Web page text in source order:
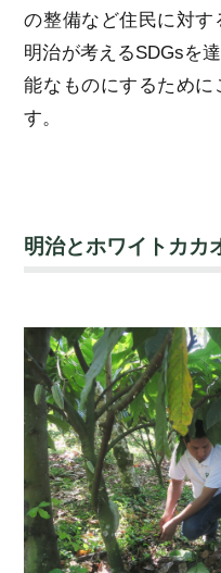
の整備など住民に対す
明治が考えるSDGsを
能なものにするために
す。
明治とホワイトカカ